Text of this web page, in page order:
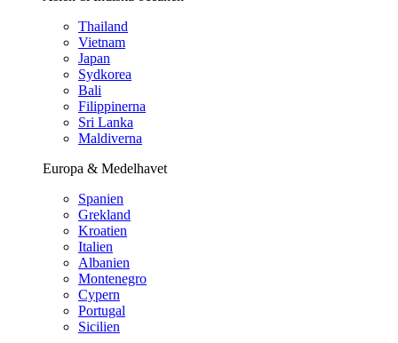
Thailand
Vietnam
Japan
Sydkorea
Bali
Filippinerna
Sri Lanka
Maldiverna
Europa & Medelhavet
Spanien
Grekland
Kroatien
Italien
Albanien
Montenegro
Cypern
Portugal
Sicilien